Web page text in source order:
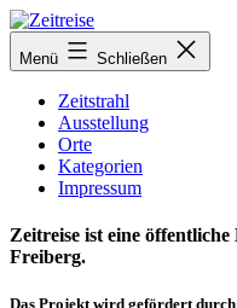
Zum
Inhalt
springen
Menü Schließen
Zeitstrahl
Ausstellung
Orte
Kategorien
Impressum
Zeitreise ist eine
Freiberg.
Das Projekt wird gefördert